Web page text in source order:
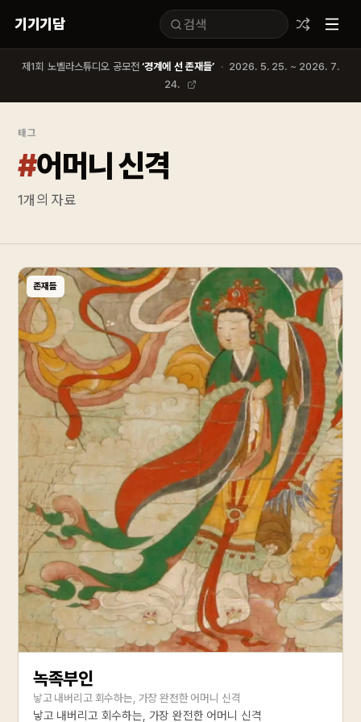
기기기담
제1회 노벨라스튜디오 공모전 ‘경계에 선 존재들’ · 2026. 5. 25. ~ 2026. 7.
24.
태그
#어머니 신격
1개의 자료
존재들
녹족부인
낳고 내버리고 회수하는, 가장 완전한 어머니 신격
낳고 내버리고 회수하는, 가장 완전한 어머니 신격